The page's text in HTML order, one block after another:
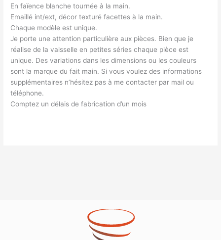
En faïence blanche tournée à la main.
Emaillé int/ext, décor texturé facettes à la main.
Chaque modèle est unique.
Je porte une attention particulière aux pièces. Bien que je
réalise de la vaisselle en petites séries chaque pièce est
unique. Des variations dans les dimensions ou les couleurs
sont la marque du fait main. Si vous voulez des informations
supplémentaires n’hésitez pas à me contacter par mail ou
téléphone.
Comptez un délais de fabrication d’un mois